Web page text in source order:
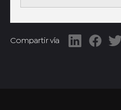
Compartir vía